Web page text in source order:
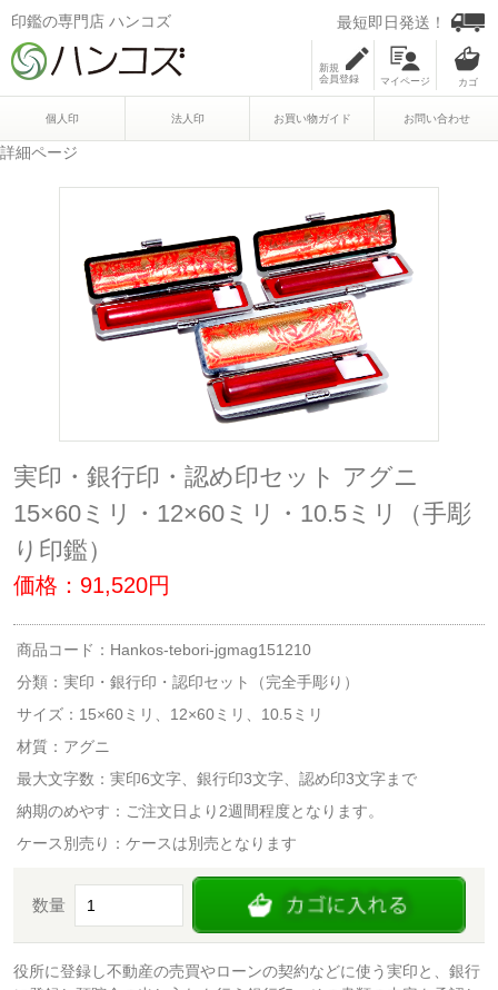
印鑑の専門店 ハンコズ 最短即日発送！
新規
会員登録
マイページ
個人印 法人印 お買い物ガイド お問い合わせ
詳細ページ
実印・銀行印・認め印セット アグニ
15×60ミリ・12×60ミリ・10.5ミリ（手彫
り印鑑）
価格：91,520円
商品コード：Hankos-tebori-jgmag151210
分類： 実印・銀行印・認印セット（完全手彫り）
サイズ：15×60ミリ、12×60ミリ、10.5ミリ
材質：アグニ
最大文字数：実印6文字、銀行印3文字、認め印3文字まで
納期のめやす：ご注文日より2週間程度となります。
ケース別売り：ケースは別売となります
数量
役所に登録し不動産の売買やローンの契約などに使う実印と、銀行